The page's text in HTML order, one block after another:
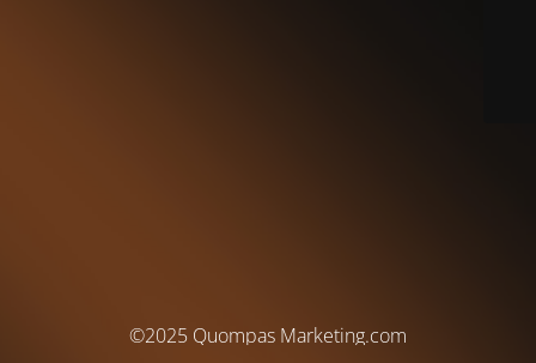
©2025 Quompas Marketing.com